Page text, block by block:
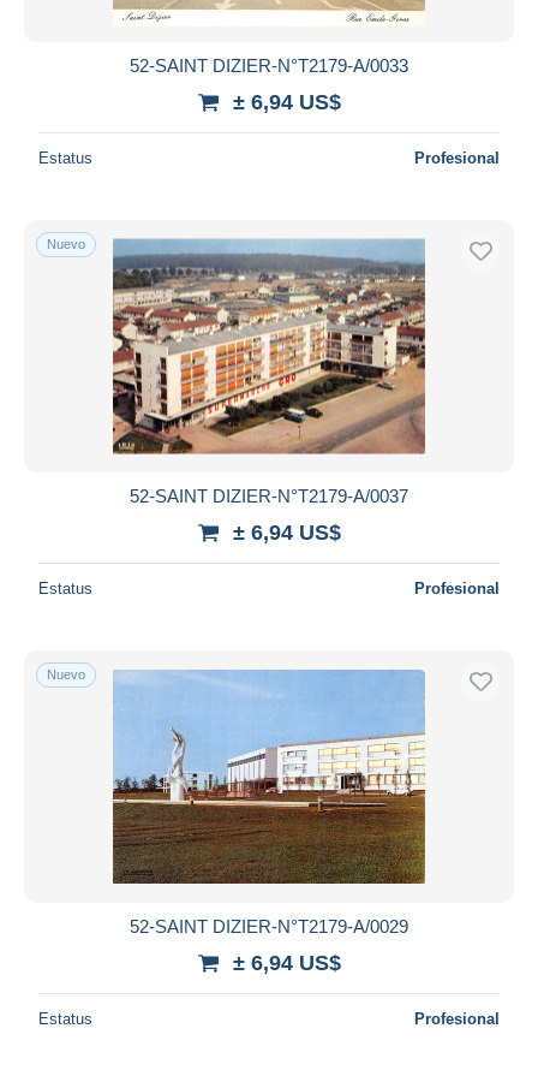
52-SAINT DIZIER-N°T2179-A/0033
± 6,94 US$
Estatus Profesional
Nuevo
52-SAINT DIZIER-N°T2179-A/0037
± 6,94 US$
Estatus Profesional
Nuevo
52-SAINT DIZIER-N°T2179-A/0029
± 6,94 US$
Estatus Profesional